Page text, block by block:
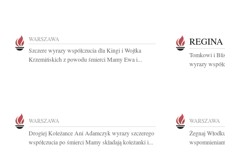
WARSZAWA
Szczere wyrazy współczucia dla Kingi i Wojtka
Krzemińskich z powodu śmierci Mamy Ewa i...
Tomkowi i
wyrazy
WARSZAWA
Drogiej Koleżance Ani Adamczyk wyrazy szczerego
współczucia po śmierci Mamy składają koleżanki i...
WARSZAWA
Żegnaj